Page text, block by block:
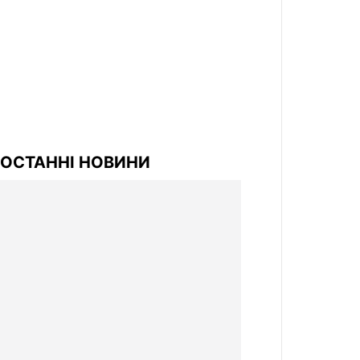
ОСТАННІ НОВИНИ